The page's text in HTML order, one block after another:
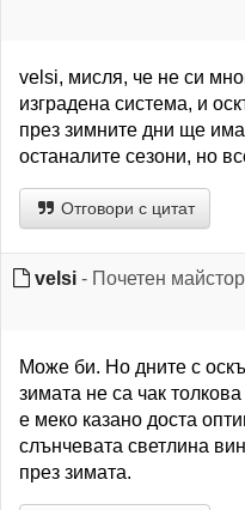
velsi, мисля, че не си
изградена система, и
през зимните дни ще
останалите сезони, но
Отговори с цитат
velsi - Почетен майстор
Може би. Но дните с
зимата не са чак
е меко казано доста
слънчевата светлина
през зимата.